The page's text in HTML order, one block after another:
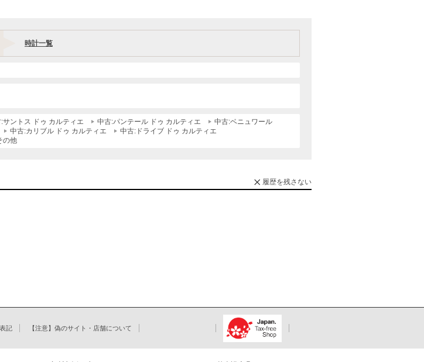
時計一覧
サントス ドゥ カルティエ 中古:パンテール ドゥ カルティエ
中古:ベニュワール
中古:カリブル ドゥ カルティエ
中古:ドライブ ドゥ カルティエ
の他
履歴を残さない
記 【注意】偽のサイト・店舗について